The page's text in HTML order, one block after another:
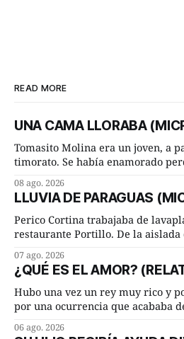
READ MORE
UNA CAMA LLORABA
Tomasito Molina era un joven, a
timorato. Se había enamorado
ambos les iba de maravilla. Pero
discrepancia en un deseo
Lucía Arriate quería que ellos
08 ago. 2026
LLUVIA DE PARAGUAS
Perico Cortina trabajaba de
restaurante Portillo. De la aislada
cuarto de hora andando a buen paso. Cierta
terminada su jornada laboral
morada cundo comenzó a llover
07 ago. 2026
¿QUÉ ES EL AMOR?
Hubo una vez un rey muy rico y
por una ocurrencia que acababa
Dime, hombre sabio, ¿qué es el
06 ago. 2026